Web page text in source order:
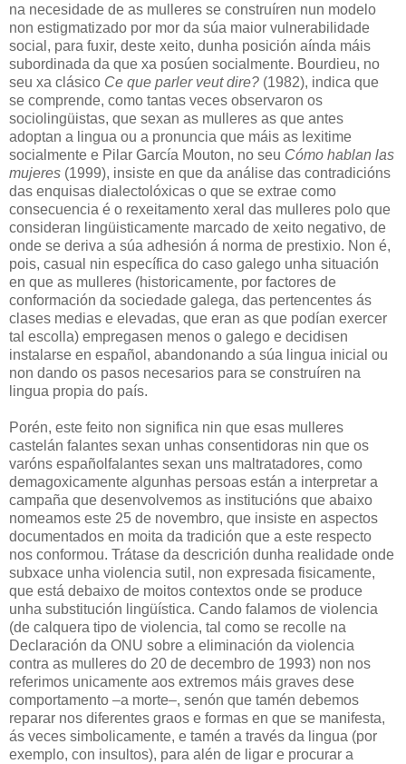
na necesidade de as mulleres se construíren nun modelo
non estigmatizado por mor da súa maior vulnerabilidade
social, para fuxir, deste xeito, dunha posición aínda máis
subordinada da que xa posúen socialmente. Bourdieu, no
seu xa clásico Ce que parler veut dire? (1982), indica que
se comprende, como tantas veces observaron os
sociolingüistas, que sexan as mulleres as que antes
adoptan a lingua ou a pronuncia que máis as lexitime
socialmente e Pilar García Mouton, no seu Cómo hablan las
mujeres (1999), insiste en que da análise das contradicións
das enquisas dialectolóxicas o que se extrae como
consecuencia é o rexeitamento xeral das mulleres polo que
consideran lingüisticamente marcado de xeito negativo, de
onde se deriva a súa adhesión á norma de prestixio. Non é,
pois, casual nin específica do caso galego unha situación
en que as mulleres (historicamente, por factores de
conformación da sociedade galega, das pertencentes ás
clases medias e elevadas, que eran as que podían exercer
tal escolla) empregasen menos o galego e decidisen
instalarse en español, abandonando a súa lingua inicial ou
non dando os pasos necesarios para se construíren na
lingua propia do país.
Porén, este feito non significa nin que esas mulleres
castelán falantes sexan unhas consentidoras nin que os
varóns españolfalantes sexan uns maltratadores, como
demagoxicamente algunhas persoas están a interpretar a
campaña que desenvolvemos as institucións que abaixo
nomeamos este 25 de novembro, que insiste en aspectos
documentados en moita da tradición que a este respecto
nos conformou. Trátase da descrición dunha realidade onde
subxace unha violencia sutil, non expresada fisicamente,
que está debaixo de moitos contextos onde se produce
unha substitución lingüística. Cando falamos de violencia
(de calquera tipo de violencia, tal como se recolle na
Declaración da ONU sobre a eliminación da violencia
contra as mulleres do 20 de decembro de 1993) non nos
referimos unicamente aos extremos máis graves dese
comportamento –a morte–, senón que tamén debemos
reparar nos diferentes graos e formas en que se manifesta,
ás veces simbolicamente, e tamén a través da lingua (por
exemplo, con insultos), para alén de ligar e procurar a